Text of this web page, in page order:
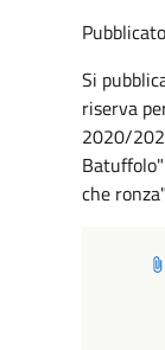
Si
riserva
2020/
che